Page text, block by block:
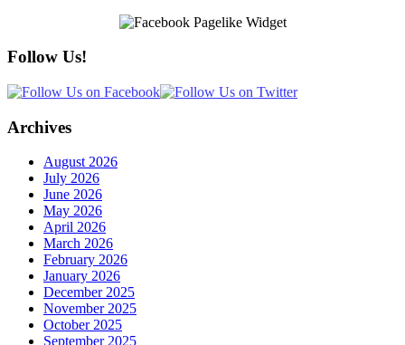
Follow Us!
Archives
August 2026
July 2026
June 2026
May 2026
April 2026
March 2026
February 2026
January 2026
December 2025
November 2025
October 2025
September 2025